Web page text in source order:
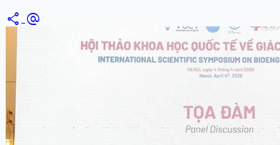
share alternate_email